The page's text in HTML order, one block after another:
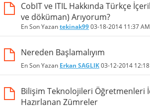
CobIT ve ITIL Hakkında Türkçe
ve döküman) Arıyorum?
En Son Yazantekinak9903-18-2014 11:37 AM
Nereden Başlamalıyım
En Son Yazan Erkan SAGLIK03-12-2014
Bilişim Teknolojileri Öğretmenleri
Hazırlanan Zümreler